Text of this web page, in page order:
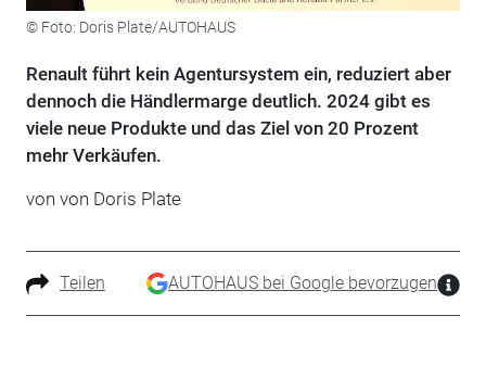
© Foto: Doris Plate/AUTOHAUS
Renault führt kein Agentursystem ein, reduziert aber
dennoch die Händlermarge deutlich. 2024 gibt es
viele neue Produkte und das Ziel von 20 Prozent
mehr Verkäufen.
von von Doris Plate
Teilen AUTOHAUS bei Google bevorzugen